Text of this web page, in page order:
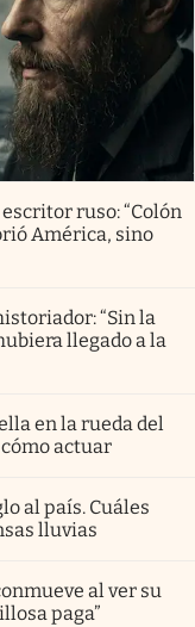
ruso: “Colón
América, sino
“Sin la
llegado a la
en la rueda del
actuar
al país. Cuáles
lluvias
al ver su
paga”